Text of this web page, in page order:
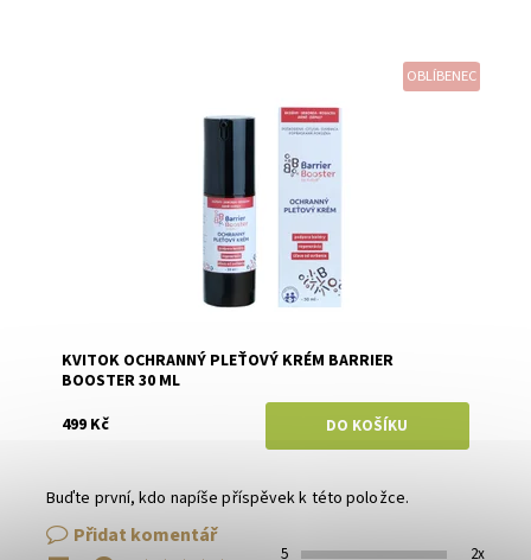
OBLÍBENEC
KVITOK OCHRANNÝ PLEŤOVÝ KRÉM BARRIER
BOOSTER 30 ML
499 Kč
Buďte první, kdo napíše příspěvek k této položce.
Přidat komentář
5
2x